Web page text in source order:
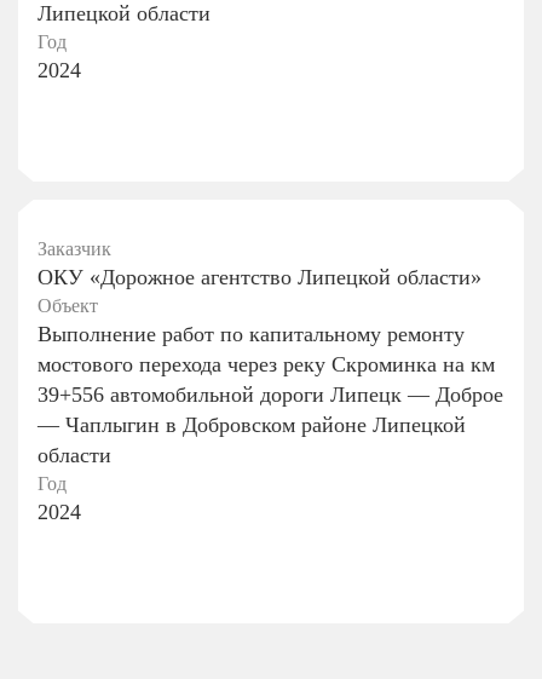
Липецкой области
Год
2024
Заказчик
ОКУ «Дорожное агентство Липецкой области»
Объект
Выполнение работ по капитальному ремонту
мостового перехода через реку Скроминка на км
39+556 автомобильной дороги Липецк — Доброе
— Чаплыгин в Добровском районе Липецкой
области
Год
2024